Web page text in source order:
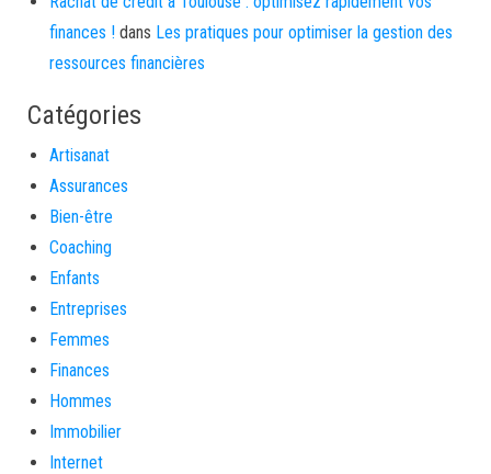
finances ! dans Les pratiques pour optimiser la gestion des
ressources financières
Catégories
Artisanat
Assurances
Bien-être
Coaching
Enfants
Entreprises
Femmes
Finances
Hommes
Immobilier
Internet